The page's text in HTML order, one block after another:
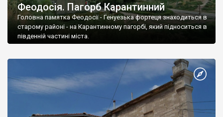
Феодосія. Пагорб Карантинний
Головна памятка Феодосії - Генуезька фортеця знаходиться в
старому районі - на Карантинному пагорбі, який підноситься в
південній частині міста.